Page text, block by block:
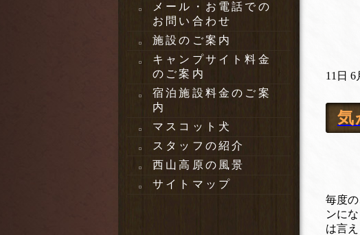
メール・お電話での
お問い合わせ
施設のご案内
キャンプサイト料金
のご案内
宿泊施設料金のご案
内
マスコット犬
スタッフの紹介
西山高原の風景
サイトマップ
11日 6
気
毎度
ンに
は言